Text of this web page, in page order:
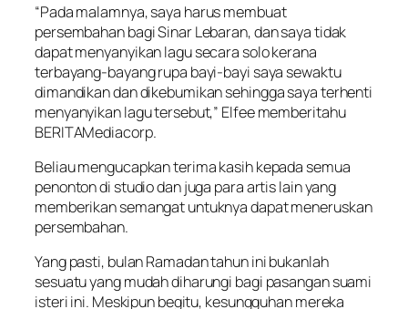
“Pada malamnya, saya harus membuat
persembahan bagi Sinar Lebaran, dan saya tidak
dapat menyanyikan lagu secara solo kerana
terbayang-bayang rupa bayi-bayi saya sewaktu
dimandikan dan dikebumikan sehingga saya terhenti
menyanyikan lagu tersebut,” Elfee memberitahu
BERITAMediacorp.
Beliau mengucapkan terima kasih kepada semua
penonton di studio dan juga para artis lain yang
memberikan semangat untuknya dapat meneruskan
persembahan.
Yang pasti, bulan Ramadan tahun ini bukanlah
sesuatu yang mudah diharungi bagi pasangan suami
isteri ini. Meskipun begitu, kesungguhan mereka